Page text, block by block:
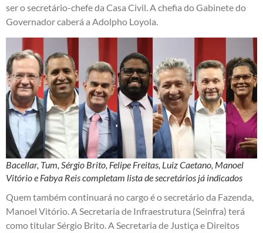
ser o secretário-chefe da Casa Civil. A chefia do Gabinete do
Governador caberá a Adolpho Loyola.
Bacellar, Tum, Sérgio Brito, Felipe Freitas, Luiz Caetano, Manoel
Vitório e Fabya Reis completam lista de secretários já indicados
Quem também continuará no cargo é o secretário da Fazenda,
Manoel Vitório. A Secretaria de Infraestrutura (Seinfra) terá
como titular Sérgio Brito. A Secretaria de Justiça e Direitos